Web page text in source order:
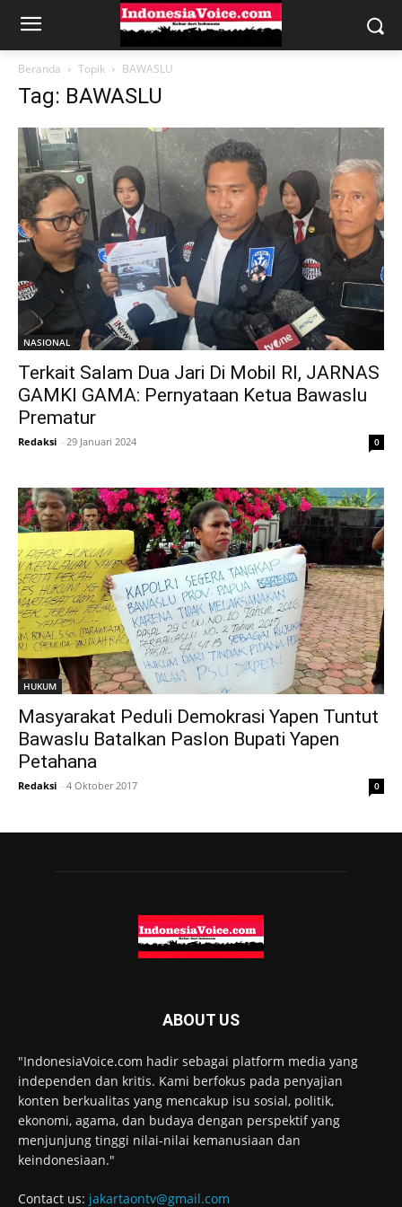
Beranda Topik BAWASLU
Tag: BAWASLU
NASIONAL
Terkait Salam Dua Jari Di Mobil RI, JARNAS
GAMKI GAMA: Pernyataan Ketua Bawaslu
Prematur
Redaksi - 29 Januari 2024 0
HUKUM
Masyarakat Peduli Demokrasi Yapen Tuntut
Bawaslu Batalkan Paslon Bupati Yapen
Petahana
Redaksi - 4 Oktober 2017 0
ABOUT US
"IndonesiaVoice.com hadir sebagai platform media yang
independen dan kritis. Kami berfokus pada penyajian
konten berkualitas yang mencakup isu sosial, politik,
ekonomi, agama, dan budaya dengan perspektif yang
menjunjung tinggi nilai-nilai kemanusiaan dan
keindonesiaan."
Contact us: jakartaontv@gmail.com